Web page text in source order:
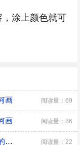
涂上颜色就可
画 阅读量：69
画 阅读量：86
如何画好看的国庆节手抄报国庆节手抄报的画法 阅读量：22